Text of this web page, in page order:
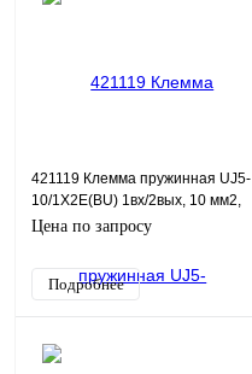
421119 Клемма пружинная UJ5-
10/1X2E(BU) 1вх/2вых, 10 мм2,
синяя
Цена по запросу
Подробнее